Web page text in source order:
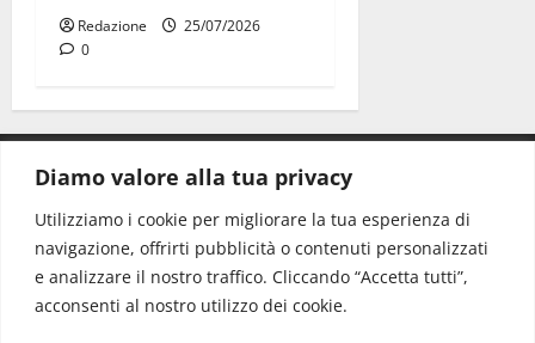
Diamo valore alla tua privacy
Utilizziamo i cookie per migliorare la tua esperienza di
navigazione, offrirti pubblicità o contenuti personalizzati
e analizzare il nostro traffico. Cliccando “Accetta tutti”,
acconsenti al nostro utilizzo dei cookie.
Redazione
25/07/2026
0
CONTATTI.
Redazione: redazione@www.martinasera.it
Direttore:direttore@www.martinasera.it
Info & Commerciale:info@www.martinasera.it